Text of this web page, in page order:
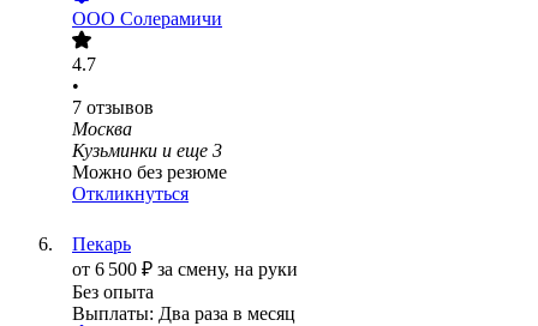
ООО Солерамичи
4.7
•
7 отзывов
Москва
Кузьминки и еще 3
Можно без резюме
Откликнуться
Пекарь
от 6 500 ₽ за смену, на руки
Без опыта
Выплаты: Два раза в месяц